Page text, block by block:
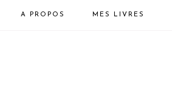
A PROPOS MES LIVRES